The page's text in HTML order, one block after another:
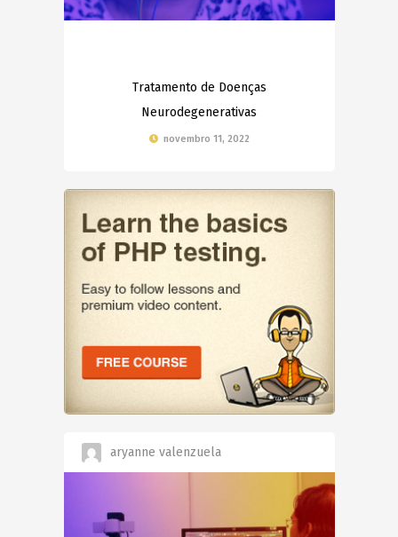
Tratamento de Doenças
Neurodegenerativas
novembro 11, 2022
aryanne valenzuela